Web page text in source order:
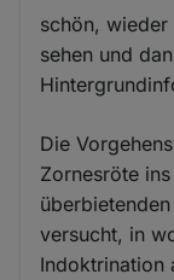
schön,
sehen und
Die
Zornesröte
versucht, in
Indoktrination